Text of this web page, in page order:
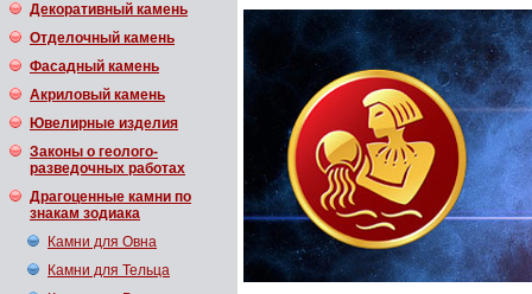
Декоративный камень
Отделочный камень
Фасадный камень
Акриловый камень
Ювелирные изделия
Законы о геолого-
разведочных работах
Драгоценные камни по
знакам зодиака
Камни для Овна
Камни для Тельца